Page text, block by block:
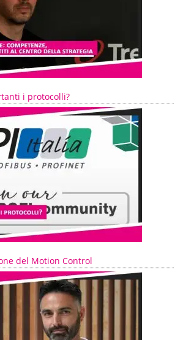
i protocolli?
del Motion Control